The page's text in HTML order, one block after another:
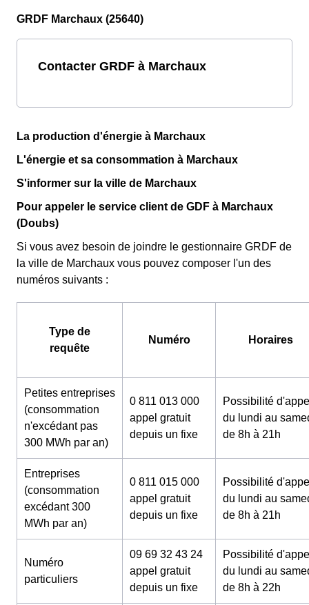
GRDF Marchaux (25640)
Contacter GRDF à Marchaux
La production d'énergie à Marchaux
L'énergie et sa consommation à Marchaux
S'informer sur la ville de Marchaux
Pour appeler le service client de GDF à Marchaux
(Doubs)
Si vous avez besoin de joindre le gestionnaire GRDF de
la ville de Marchaux vous pouvez composer l'un des
numéros suivants :
Type de
requête
Numéro Horaires
Petites entreprises
(consommation
n'excédant pas
300 MWh par an)
0 811 013 000
appel gratuit
depuis un fixe
Possibilité
du lundi au
de 8h à 21h
Entreprises
(consommation
excédant 300
MWh par an)
0 811 015 000
appel gratuit
depuis un fixe
Possibilité
du lundi au
de 8h à 21h
Numéro
particuliers
09 69 32 43 24
appel gratuit
depuis un fixe
Possibilité
du lundi au
de 8h à 22h